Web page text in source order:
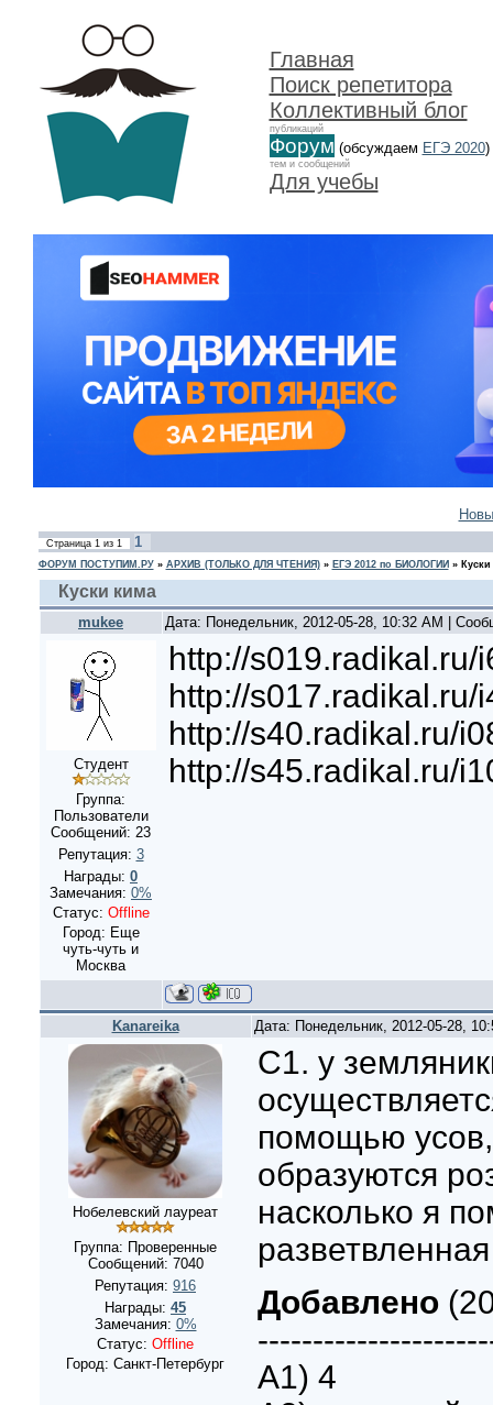
Главная
Поиск репетитора
Коллективный блог
публикаций
Форум (обсуждаем ЕГЭ 2020)
тем и сообщений
Для учебы
Страница 1из 1 1
ФОРУМ ПОСТУПИМ.РУ» АРХИВ (ТОЛЬКО ДЛЯ ЧТЕНИЯ)» ЕГЭ 2012 по БИОЛОГИИ »
Куски кима
mukee Дата: Понедельник, 2012-05-28, 10:32 AM |
Студент
Группа:
Пользователи
Сообщений: 23
Репутация: 3
Награды: 0
Замечания: 0%
Статус: Offline
Город: Еще
чуть-чуть и
Москва
http://
http://
http://s40.radikal.ru/
http://s45.radikal.ru/
Kanareika Дата: Понедельник, 2012-05-28,
Нобелевский лауреат
Группа: Проверенные
Сообщений: 7040
Репутация: 916
Награды: 45
Замечания: 0%
Статус: Offline
Город: Санкт-Петербург
С1. у
помощью
образуются
насколько я
Добавлено
А1) 4